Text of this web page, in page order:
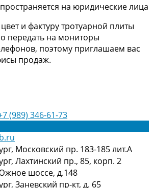
на юридические лица
и фактуру тротуарной плиты
передать на мониторы
поэтому приглашаем вас
продаж.
(989) 346-61-73
Московский пр. 183-185 лит.А
Лахтинский пр., 85, корп. 2
шоссе, д.148
Заневский пр-кт, д. 65